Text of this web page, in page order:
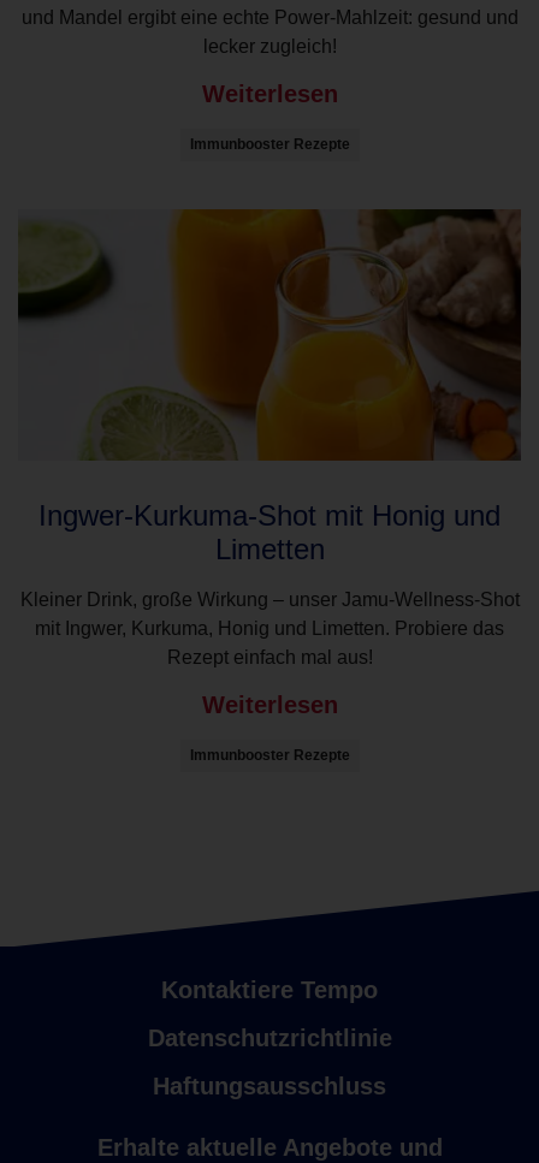
und Mandel ergibt eine echte Power-Mahlzeit: gesund und
lecker zugleich!
Weiterlesen
Immunbooster Rezepte
Ingwer-Kurkuma-Shot mit Honig und
Limetten
Kleiner Drink, große Wirkung – unser Jamu-Wellness-Shot
mit Ingwer, Kurkuma, Honig und Limetten. Probiere das
Rezept einfach mal aus!
Weiterlesen
Immunbooster Rezepte
Kontaktiere Tempo
Datenschutzrichtlinie
Haftungsausschluss
Erhalte aktuelle Angebote und